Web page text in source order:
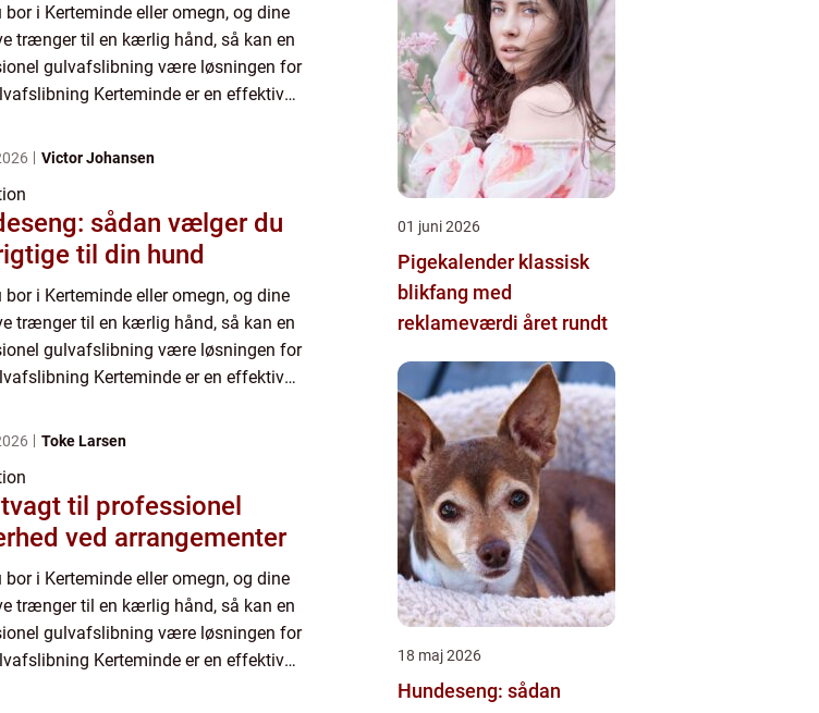
bor i Kerteminde eller omegn, og dine
trænger til en kærlig hånd, så kan en
gulvafslibning være løsningen for
Kerteminde er en effektiv
Victor Johansen
sådan vælger du
til din hund
bor i Kerteminde eller omegn, og dine
trænger til en kærlig hånd, så kan en
gulvafslibning være løsningen for
Kerteminde er en effektiv
Toke Larsen
til professionel
ved arrangementer
bor i Kerteminde eller omegn, og dine
trænger til en kærlig hånd, så kan en
gulvafslibning være løsningen for
Kerteminde er en effektiv
01 juni 2026
Pigekalender klassisk
blikfang med
reklameværdi året rundt
18 maj 2026
Hundeseng: sådan